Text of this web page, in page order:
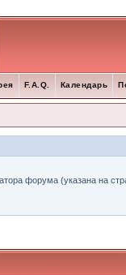
Календарь
F.A.Q.
форума (указана на